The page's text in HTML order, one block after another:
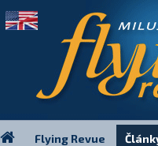
Flying Revue